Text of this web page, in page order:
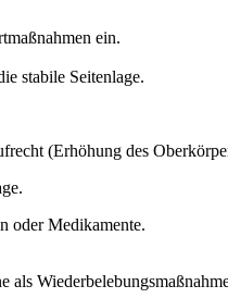
ein.
stabile Seitenlage.
(Erhöhung des
oder Medikamente.
als